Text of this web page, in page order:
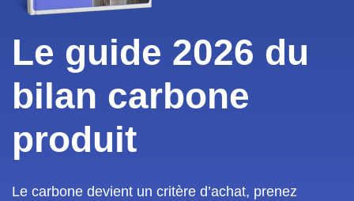
Le guide 2026 du
bilan carbone
produit
Le carbone devient un critère d’achat, prenez